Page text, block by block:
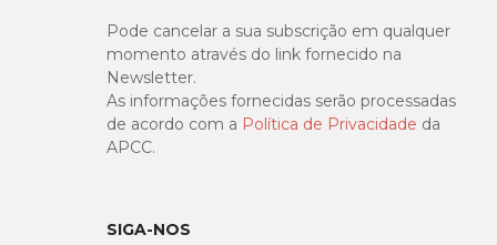
Pode cancelar a sua subscrição em qualquer
momento através do link fornecido na
Newsletter.
As informações fornecidas serão processadas
de acordo com a Política de Privacidade da
APCC.
SIGA-NOS